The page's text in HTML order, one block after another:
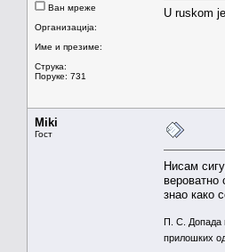
Ван мреже
Организација:
Име и презиме:
Струка:
Поруке: 731
U ruskom
Miki
Гост
Нисам
вероватно
знао како
П. С. Допада
прилошких